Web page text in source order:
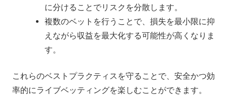
に分けることでリスクを分散します。
複数のベットを行うことで、損失を最小限に抑
えながら収益を最大化する可能性が高くなりま
す。
これらのベストプラクティスを守ることで、安全かつ効
率的にライブベッティングを楽しむことができます。